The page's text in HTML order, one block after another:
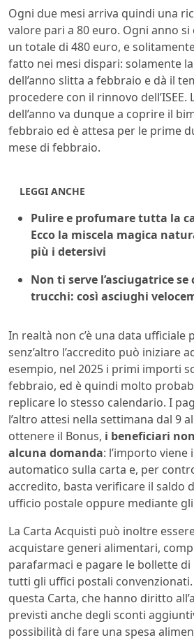
Ogni due mesi arriva quindi una
valore pari a 80 euro. Ogni anno
un totale di 480 euro, e
fatto nei mesi dispari: solamente
dell’anno slitta a febbraio e dà il
procedere con il rinnovo dell’ISEE.
dell’anno va dunque a coprire il
febbraio ed è attesa per le prime
mese di febbraio.
LEGGI ANCHE
Pulire e profumare tutta la
Ecco la miscela magica
più i detersivi
Non ti serve l’asciugatrice
trucchi: così asciughi
In realtà non c’è una data ufficiale
senz’altro l’accredito può iniziare
esempio, nel 2025 i primi importi
febbraio, ed è quindi molto
replicare lo stesso calendario. I
l’altro attesi nella settimana dal 9
ottenere il Bonus, i beneficiari
alcuna domanda: l’importo
automatico sulla carta e, per
accredito, basta verificare il saldo
ufficio postale oppure mediante
La Carta Acquisti può inoltre
acquistare generi alimentari,
parafarmaci e pagare le bollette di
tutti gli uffici postali
questa Carta, che hanno diritto
previsti anche degli sconti
possibilità di fare una spesa